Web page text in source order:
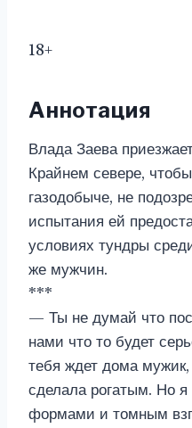
18+
Аннотация
Влада Заева
Крайнем севере,
газодобыче, не
испытания ей
условиях тундры
же мужчин.
***
— Ты не думай что
нами что то будет
тебя ждет дома мужик,
сделала рогатым. Но
формами и томным